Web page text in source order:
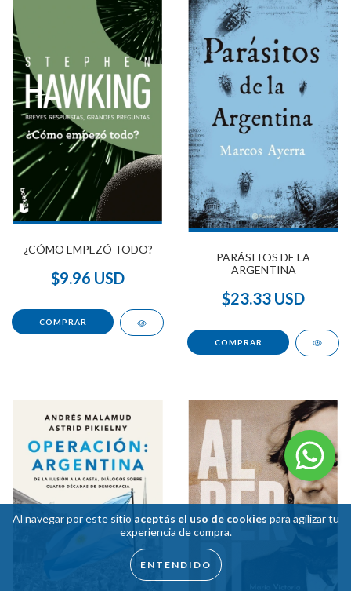
Al navegar por este sitio aceptás el uso de cookies para agilizar tu
experiencia de compra.
ENTENDIDO
¿CÓMO EMPEZÓ TODO?
$9.96 USD
PARÁSITOS DE LA
ARGENTINA
$23.33 USD